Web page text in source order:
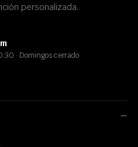
personalizada.
· Domingos cerrado